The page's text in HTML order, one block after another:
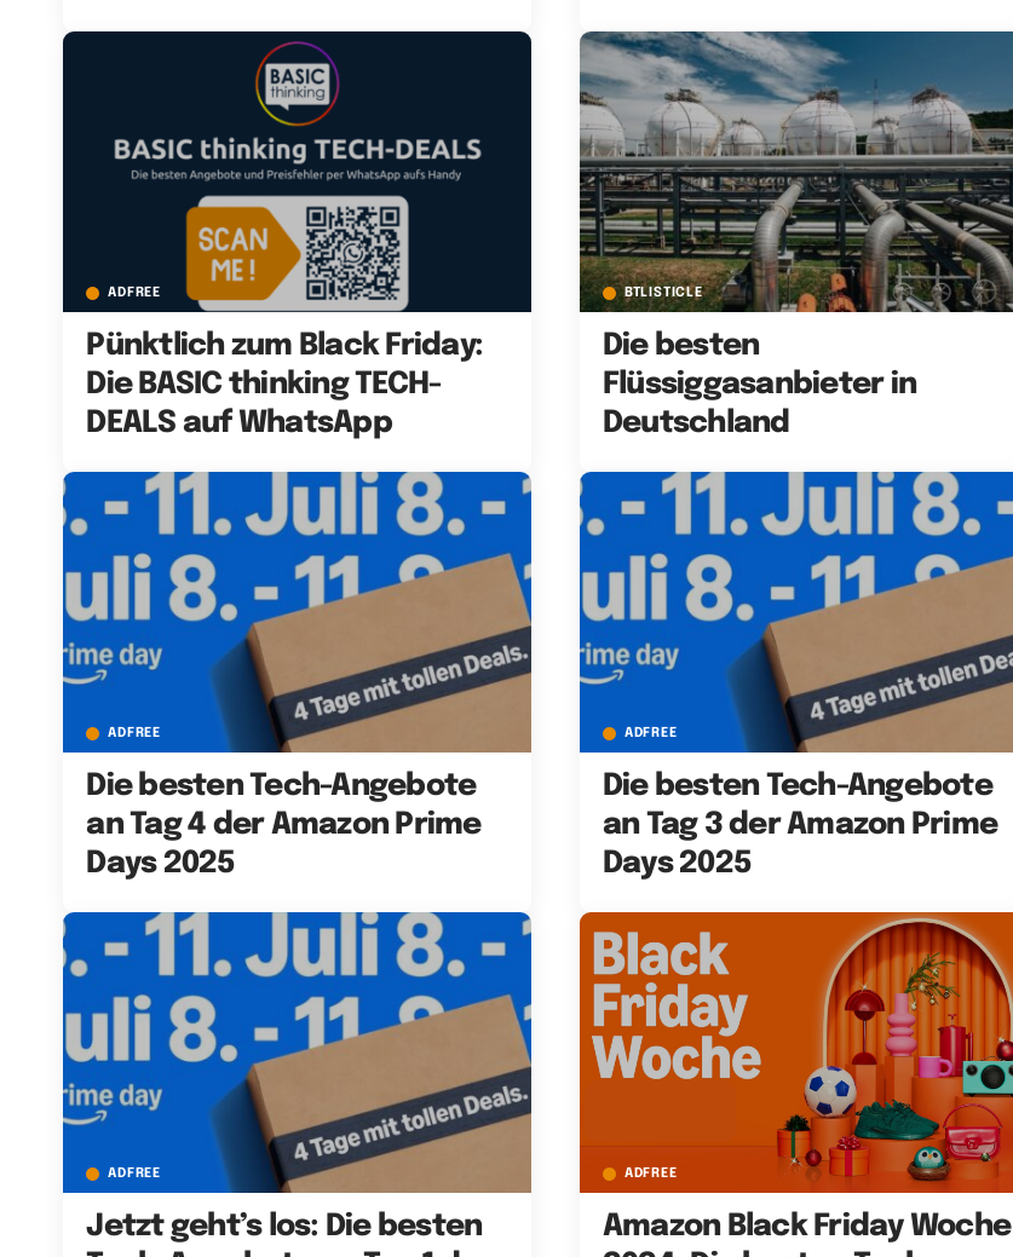
ADFREE
Pünktlich zum Black Friday:
Die BASIC thinking TECH-
DEALS auf WhatsApp
BTLISTICLE
Die besten
Flüssiggasanbieter in
Deutschland
ADFREE
Die besten Tech-Angebote
an Tag 4 der Amazon Prime
Days 2025
ADFREE
Die besten Tech-Angebote
an Tag 3 der Amazon Prime
Days 2025
ADFREE
Jetzt geht’s los: Die besten
ADFREE
Amazon Black Friday Woche